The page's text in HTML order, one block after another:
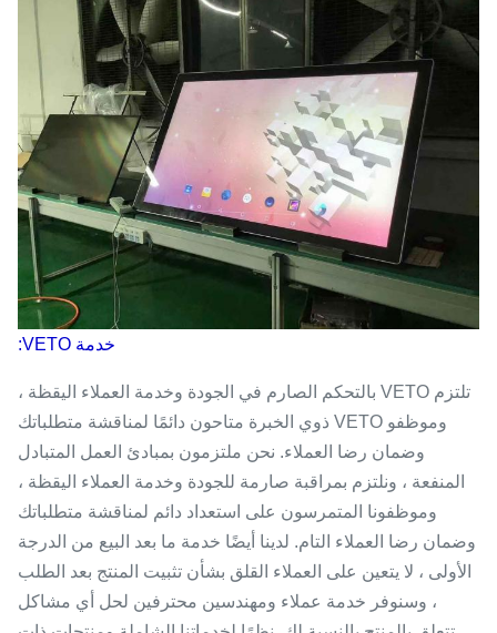
خدمة VETO:
تلتزم VETO بالتحكم الصارم في الجودة وخدمة العملاء اليقظة ،
وموظفو VETO ذوي الخبرة متاحون دائمًا لمناقشة متطلباتك
وضمان رضا العملاء. نحن ملتزمون بمبادئ العمل المتبادل
المنفعة ، ونلتزم بمراقبة صارمة للجودة وخدمة العملاء اليقظة ،
وموظفونا المتمرسون على استعداد دائم لمناقشة متطلباتك
وضمان رضا العملاء التام. لدينا أيضًا خدمة ما بعد البيع من الدرجة
الأولى ، لا يتعين على العملاء القلق بشأن تثبيت المنتج بعد الطلب
، وسنوفر خدمة عملاء ومهندسين محترفين لحل أي مشاكل